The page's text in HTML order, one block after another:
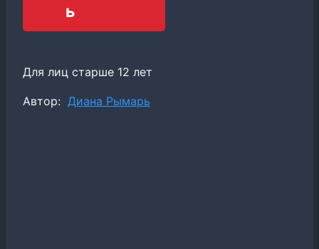
ь
Для лиц старше 12 лет
Метки
Автор: Диана Рымарь